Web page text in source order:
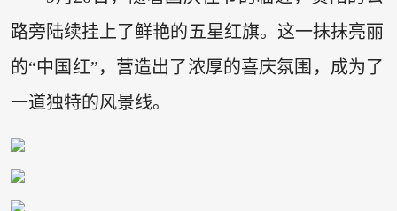
路旁陆续挂上了鲜艳的五星红旗。这一抹抹亮丽
的“中国红”，营造出了浓厚的喜庆氛围，成为了
一道独特的风景线。